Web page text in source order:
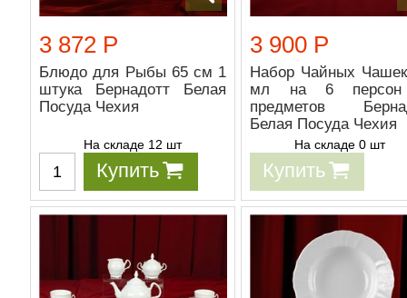
3 872 Р
Блюдо для Рыбы 65 см 1
штука Бернадотт Белая
Посуда Чехия
На складе 12 шт
Купить
3 900 Р
Набор Чайных
мл на 6
предметов
Белая Посуда Чехия
На складе 0 шт
Купить